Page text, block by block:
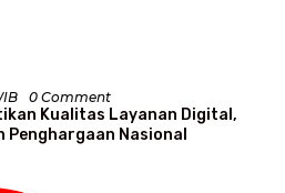
0 Comment
Kualitas Layanan Digital,
Penghargaan Nasional